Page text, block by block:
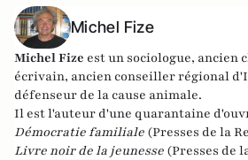
Michel Fize
Michel Fize est un sociologue, ancien
écrivain, ancien conseiller régional
défenseur de la cause animale.
Il est l'auteur d'une quarantaine
Démocratie familiale (Presses de la
Livre noir de la jeunesse (Presses de